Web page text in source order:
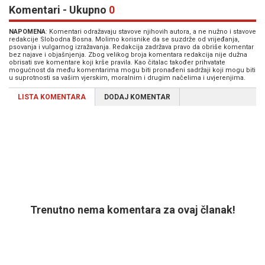
Komentari - Ukupno 0
NAPOMENA: Komentari odražavaju stavove njihovih autora, a ne nužno i stavove
redakcije Slobodna Bosna. Molimo korisnike da se suzdrže od vrijeđanja,
psovanja i vulgarnog izražavanja. Redakcija zadržava pravo da obriše komentar
bez najave i objašnjenja. Zbog velikog broja komentara redakcija nije dužna
obrisati sve komentare koji krše pravila. Kao čitalac također prihvatate
mogućnost da među komentarima mogu biti pronađeni sadržaji koji mogu biti
u suprotnosti sa vašim vjerskim, moralnim i drugim načelima i uvjerenjima.
LISTA KOMENTARA DODAJ KOMENTAR
Trenutno nema komentara za ovaj članak!